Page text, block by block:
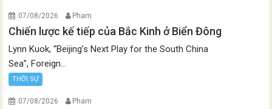
07/08/2026 Pham
Chiến lược kế tiếp của Bắc Kinh ở Biển Đông
Lynn Kuok, “Beijing’s Next Play for the South China
Sea”, Foreign...
THỜI SỰ
07/08/2026 Pham